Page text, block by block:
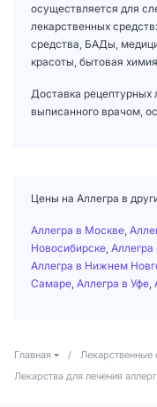
осуществляется для
лекарственных
средства, БАДы,
красоты, бытовая
Доставка рецептурных
выписанного врачом,
Цены на Аллегра в
Аллегра в Москве
Новосибирске Аллегра
Аллегра в Нижнем
Самаре Аллегра в Уфе
Главная / Лекарственные
Лекарства для лечения